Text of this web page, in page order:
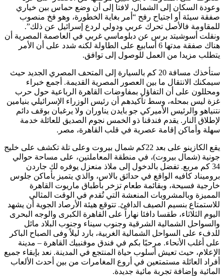
وعودة السكان إلى الشمال، لافتا إلى أن وضع حماس بين خياري
صفقة سيئة أو اجتياح رفح “أمر بغاية الخطورة، وهو فخ منصوب
للمقاومة فالأصل تحرك عربي ودولي لردع إسرائيل عن ذلك”.
ونقلت أسوشيتد برس عن دبلوماسي غربي في العاصمة المصرية أن
هناك صفقة مدتها 6 أسابيع على الطاولة لكنه شدد على أن الأمر
يتطلب مزيدا من العمل للوصول إلى توافق.
ستأخذك مسافة 20 كم بالسيارة إلى المتحف المصري الجديد حيث
سيمكنك الانتقال ما بين العصور المصرية القديمة. أجمع خبراء
ومحللون على أن التفاؤل بمفاوضات القاهرة الرباعية حول حرب
غزة ليس بمحله، وسط تأكيدهم أن رئيس الوزراء الإسرائيلي بنيامين
نتنياهو والرئيس الأميركي جو بايدن يناوران ولا يرغبان بوقف دائم
لإطلاق النار. يقدم فندقنا ذو الخمس نجوم الصديق للعائلة خدمة
سهلة وأماكن إقامة عصرية في قلب القاهرة، مصر.
يقع الكازينو على بعد 22كم شمال بيروت وعلى تلة تكشف على خليج
جونية (شمال بيروت)، في منطقة المعاملتين، على مساحة حوالي
34 كم مربع. تفضل بالدخول إلى ملاذ منعزل يوفره لك جاردن
بروميناد كافيه الواقع في حدائق بالاس، والذي يتميز بأماكن جلوس
خارجية فسيحة، وبقائمة طعام تزخر بأطباق ماريوت القاهرة
المميزة وبالمشروبات المنعشة التي تُقدم في الوقت المثالي
للاستمتاع بنسيم الصيف الدافئ. تتوقع هيئة الأرصاد الجوية أن يشهد
اليوم الثلاثاء، طقسا دافئا نهاراً على القاهرة الكبرى والوجه البحرى
والسواحل الشمالية الشرقية وجنوب سيناء وجنوب البلاد مائل
للدفء على السواحل الشمالية الغربية، بارد ليلاً وفى الصباح الباكر
على أغلب الأنحاء. مرحبًا بكم في فندق موفنبيك القاهرة – مدينة
الإعلام، حيث تعيش أسلوب حياة المنتجع في المدينة. نعد بإبقاء جميع
أفراد العائلة مستمتعين في أروع المغامرات من بين أحدث الألعاب
المائية وإضافة تجربة مائية جديدة.